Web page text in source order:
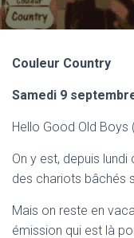
Couleur Country
Samedi 9
Hello Good Old Boys
On y est, depuis
des chariots bâchés
Mais on reste en
émission qui est là